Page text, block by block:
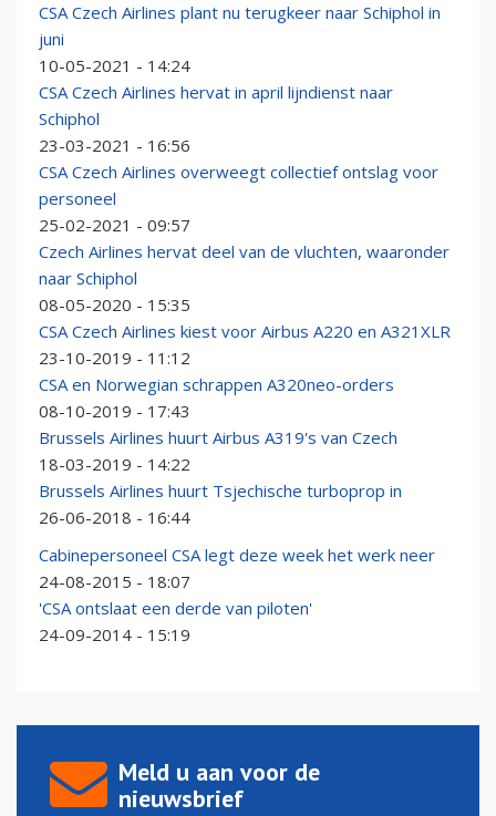
CSA Czech Airlines plant nu terugkeer naar Schiphol in
juni
10-05-2021 - 14:24
CSA Czech Airlines hervat in april lijndienst naar
Schiphol
23-03-2021 - 16:56
CSA Czech Airlines overweegt collectief ontslag voor
personeel
25-02-2021 - 09:57
Czech Airlines hervat deel van de vluchten, waaronder
naar Schiphol
08-05-2020 - 15:35
CSA Czech Airlines kiest voor Airbus A220 en A321XLR
23-10-2019 - 11:12
CSA en Norwegian schrappen A320neo-orders
08-10-2019 - 17:43
Brussels Airlines huurt Airbus A319's van Czech
18-03-2019 - 14:22
Brussels Airlines huurt Tsjechische turboprop in
26-06-2018 - 16:44
Cabinepersoneel CSA legt deze week het werk neer
24-08-2015 - 18:07
'CSA ontslaat een derde van piloten'
24-09-2014 - 15:19
Meld u aan voor de
nieuwsbrief